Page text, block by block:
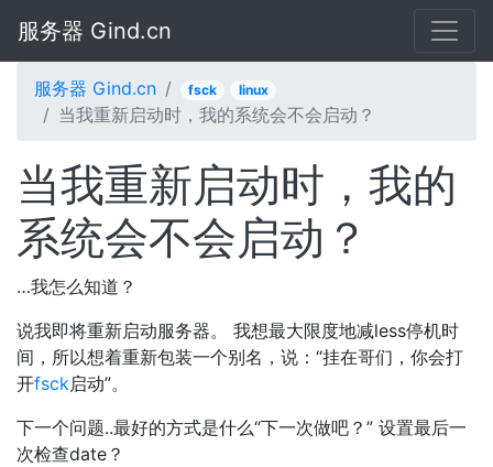
服务器 Gind.cn
服务器 Gind.cn fsck linux
当我重新启动时，我的系统会不会启动？
当我重新启动时，我的
系统会不会启动？
…我怎么知道？
说我即将重新启动服务器。 我想最大限度地减less停机时
间，所以想着重新包装一个别名，说：“挂在哥们，你会打
开fsck启动”。
下一个问题..最好的方式是什么“下一次做吧？” 设置最后一
次检查date？